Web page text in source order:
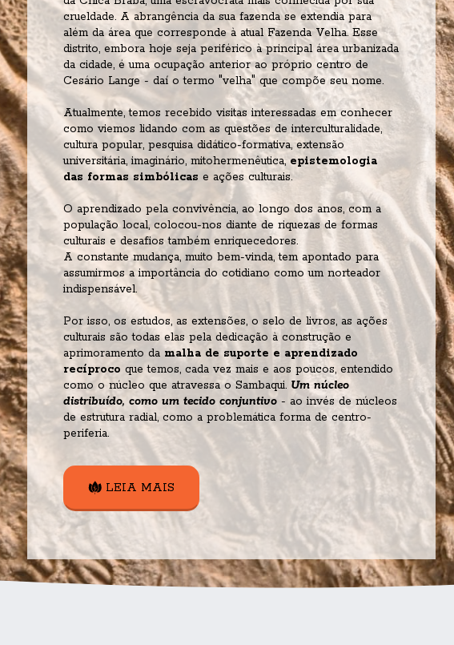
crueldade. A abrangência da sua fazenda se extendia para
além da área que corresponde à atual Fazenda Velha. Esse
distrito, embora hoje seja periférico à principal área urbanizada
da cidade, é uma ocupação anterior ao próprio centro de
Cesário Lange - daí o termo "velha" que compõe seu nome.
Atualmente, temos recebido visitas interessadas em conhecer
como viemos lidando com as questões de interculturalidade,
cultura popular, pesquisa didático-formativa, extensão
universitária, imaginário, mitohermenêutica, epistemologia
das formas simbólicas e ações culturais.
O aprendizado pela convivência, ao longo dos anos, com a
população local, colocou-nos diante de riquezas de formas
culturais e desafios também enriquecedores.
A constante mudança, muito bem-vinda, tem apontado para
assumirmos a importância do cotidiano como um norteador
indispensável.
Por isso, os estudos, as extensões, o selo de livros, as ações
culturais são todas elas pela dedicação à construção e
aprimoramento da malha de suporte e aprendizado
recíproco que temos, cada vez mais e aos poucos, entendido
como o núcleo que atravessa o Sambaqui. Um núcleo
distribuído, como um tecido conjuntivo - ao invés de núcleos
de estrutura radial, como a problemática forma de centro-
periferia.
LEIA MAIS